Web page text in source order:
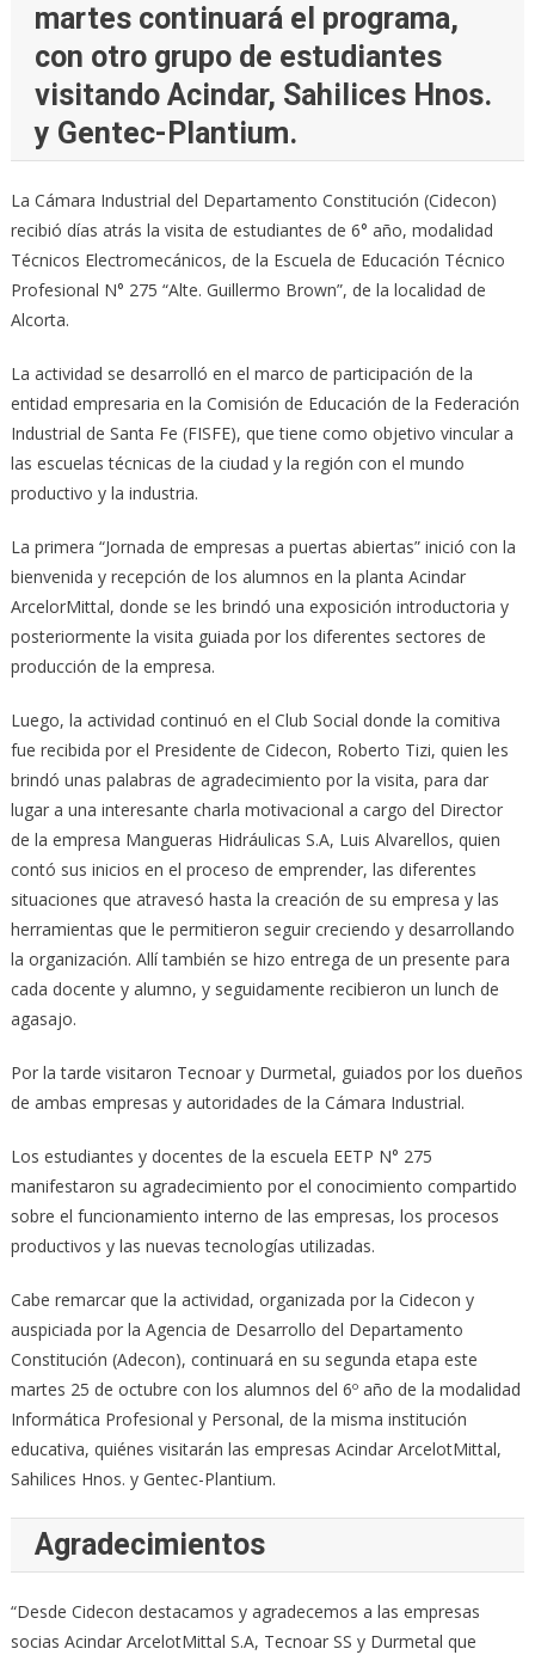
martes continuará el programa,
con otro grupo de estudiantes
visitando Acindar, Sahilices Hnos.
y Gentec-Plantium.
La Cámara Industrial del Departamento Constitución (Cidecon)
recibió días atrás la visita de estudiantes de 6° año, modalidad
Técnicos Electromecánicos, de la Escuela de Educación Técnico
Profesional N° 275 “Alte. Guillermo Brown”, de la localidad de
Alcorta.
La actividad se desarrolló en el marco de participación de la
entidad empresaria en la Comisión de Educación de la Federación
Industrial de Santa Fe (FISFE), que tiene como objetivo vincular a
las escuelas técnicas de la ciudad y la región con el mundo
productivo y la industria.
La primera “Jornada de empresas a puertas abiertas” inició con la
bienvenida y recepción de los alumnos en la planta Acindar
ArcelorMittal, donde se les brindó una exposición introductoria y
posteriormente la visita guiada por los diferentes sectores de
producción de la empresa.
Luego, la actividad continuó en el Club Social donde la comitiva
fue recibida por el Presidente de Cidecon, Roberto Tizi, quien les
brindó unas palabras de agradecimiento por la visita, para dar
lugar a una interesante charla motivacional a cargo del Director
de la empresa Mangueras Hidráulicas S.A, Luis Alvarellos, quien
contó sus inicios en el proceso de emprender, las diferentes
situaciones que atravesó hasta la creación de su empresa y las
herramientas que le permitieron seguir creciendo y desarrollando
la organización. Allí también se hizo entrega de un presente para
cada docente y alumno, y seguidamente recibieron un lunch de
agasajo.
Por la tarde visitaron Tecnoar y Durmetal, guiados por los dueños
de ambas empresas y autoridades de la Cámara Industrial.
Los estudiantes y docentes de la escuela EETP N° 275
manifestaron su agradecimiento por el conocimiento compartido
sobre el funcionamiento interno de las empresas, los procesos
productivos y las nuevas tecnologías utilizadas.
Cabe remarcar que la actividad, organizada por la Cidecon y
auspiciada por la Agencia de Desarrollo del Departamento
Constitución (Adecon), continuará en su segunda etapa este
martes 25 de octubre con los alumnos del 6º año de la modalidad
Informática Profesional y Personal, de la misma institución
educativa, quiénes visitarán las empresas Acindar ArcelotMittal,
Sahilices Hnos. y Gentec-Plantium.
Agradecimientos
“Desde Cidecon destacamos y agradecemos a las empresas
socias Acindar ArcelotMittal S.A, Tecnoar SS y Durmetal que